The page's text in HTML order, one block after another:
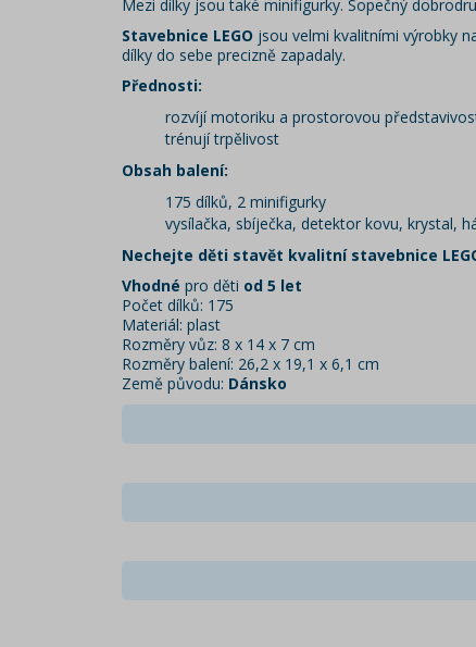
Mezi dílky jsou také minifigurky. Sopečný
Stavebnice LEGO jsou velmi kvalitními výrobky
dílky do sebe precizně zapadaly.
Přednosti:
rozvíjí motoriku a prostorovou
trénují trpělivost
Obsah balení:
175 dílků, 2 minifigurky
vysílačka, sbíječka, detektor kovu, krystal,
Nechejte děti stavět kvalitní stavebnice
Vhodné pro děti od 5 let
Počet dílků: 175
Materiál: plast
Rozměry vůz: 8 x 14 x 7 cm
Rozměry balení: 26,2 x 19,1 x 6,1 cm
Země původu: Dánsko